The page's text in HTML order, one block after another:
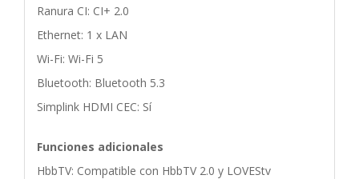
Ranura CI: CI+ 2.0
Ethernet: 1 x LAN
Wi-Fi: Wi-Fi 5
Bluetooth: Bluetooth 5.3
Simplink HDMI CEC: Sí
Funciones adicionales
HbbTV: Compatible con HbbTV 2.0 y LOVEStv